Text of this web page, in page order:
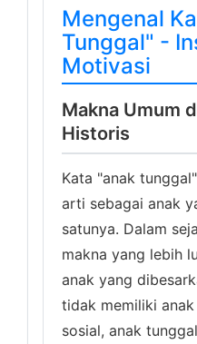
Mengenal
Tunggal" -
Motivasi
Makna Umum
Historis
Kata "anak
arti sebagai anak
satunya. Dalam
makna yang lebih
anak yang
tidak memiliki
sosial, anak